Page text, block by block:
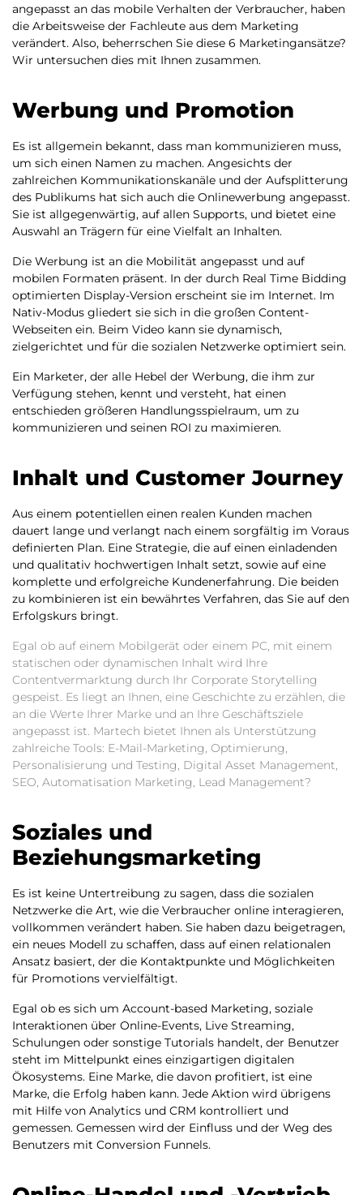
angepasst an das mobile Verhalten der Verbraucher, haben
die Arbeitsweise der Fachleute aus dem Marketing
verändert. Also, beherrschen Sie diese 6 Marketingansätze?
Wir untersuchen dies mit Ihnen zusammen.
Werbung und Promotion
Es ist allgemein bekannt, dass man kommunizieren muss,
um sich einen Namen zu machen. Angesichts der
zahlreichen Kommunikationskanäle und der Aufsplitterung
des Publikums hat sich auch die Onlinewerbung angepasst.
Sie ist allgegenwärtig, auf allen Supports, und bietet eine
Auswahl an Trägern für eine Vielfalt an Inhalten.
Die Werbung ist an die Mobilität angepasst und auf
mobilen Formaten präsent. In der durch Real Time Bidding
optimierten Display-Version erscheint sie im Internet. Im
Nativ-Modus gliedert sie sich in die großen Content-
Webseiten ein. Beim Video kann sie dynamisch,
zielgerichtet und für die sozialen Netzwerke optimiert sein.
Ein Marketer, der alle Hebel der Werbung, die ihm zur
Verfügung stehen, kennt und versteht, hat einen
entschieden größeren Handlungsspielraum, um zu
kommunizieren und seinen ROI zu maximieren.
Inhalt und Customer Journey
Aus einem potentiellen einen realen Kunden machen
dauert lange und verlangt nach einem sorgfältig im Voraus
definierten Plan. Eine Strategie, die auf einen einladenden
und qualitativ hochwertigen Inhalt setzt, sowie auf eine
komplette und erfolgreiche Kundenerfahrung. Die beiden
zu kombinieren ist ein bewährtes Verfahren, das Sie auf den
Erfolgskurs bringt.
Egal ob auf einem Mobilgerät oder einem PC, mit einem
statischen oder dynamischen Inhalt wird Ihre
Contentvermarktung durch Ihr Corporate Storytelling
gespeist. Es liegt an Ihnen, eine Geschichte zu erzählen, die
an die Werte Ihrer Marke und an Ihre Geschäftsziele
angepasst ist. Martech bietet Ihnen als Unterstützung
zahlreiche Tools: E-Mail-Marketing, Optimierung,
Personalisierung und Testing, Digital Asset Management,
SEO, Automatisation Marketing, Lead Management?
Soziales und
Beziehungsmarketing
Es ist keine Untertreibung zu sagen, dass die sozialen
Netzwerke die Art, wie die Verbraucher online interagieren,
vollkommen verändert haben. Sie haben dazu beigetragen,
ein neues Modell zu schaffen, dass auf einen relationalen
Ansatz basiert, der die Kontaktpunkte und Möglichkeiten
für Promotions vervielfältigt.
Egal ob es sich um Account-based Marketing, soziale
Interaktionen über Online-Events, Live Streaming,
Schulungen oder sonstige Tutorials handelt, der Benutzer
steht im Mittelpunkt eines einzigartigen digitalen
Ökosystems. Eine Marke, die davon profitiert, ist eine
Marke, die Erfolg haben kann. Jede Aktion wird übrigens
mit Hilfe von Analytics und CRM kontrolliert und
gemessen. Gemessen wird der Einfluss und der Weg des
Benutzers mit Conversion Funnels.